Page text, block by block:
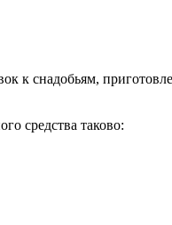
к снадобьям,
средства таково: